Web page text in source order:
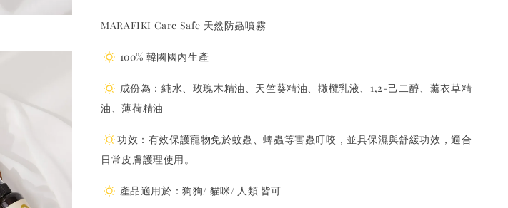
MARAFIKI Care Safe 天然防蟲噴霧
100% 韓國國內生產
成份為：純水、玫瑰木精油、天竺葵精油、橄欖乳液、1,2-己二醇、薰衣草精
油、薄荷精油
功效：有效保護寵物免於蚊蟲、蜱蟲等害蟲叮咬，並具保濕與舒緩功效，適合
日常皮膚護理使用。
產品適用於：狗狗/ 貓咪/ 人類 皆可